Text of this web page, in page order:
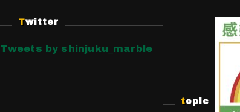
Twitter
Tweets by shinjuku_marble
topic